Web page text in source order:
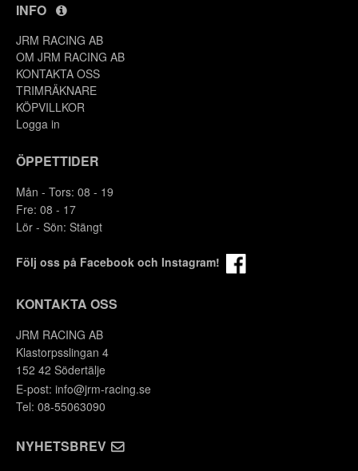
INFO
JRM RACING AB
OM JRM RACING AB
KONTAKTA OSS
TRIMRÄKNARE
KÖPVILLKOR
Logga in
ÖPPETTIDER
Mån - Tors: 08 - 19
Fre: 08 - 17
Lör - Sön: Stängt
Följ oss på Facebook och Instagram!
KONTAKTA OSS
JRM RACING AB
Klastorpsslingan 4
152 42 Södertälje
E-post: info@jrm-racing.se
Tel: 08-55063090
NYHETSBREV